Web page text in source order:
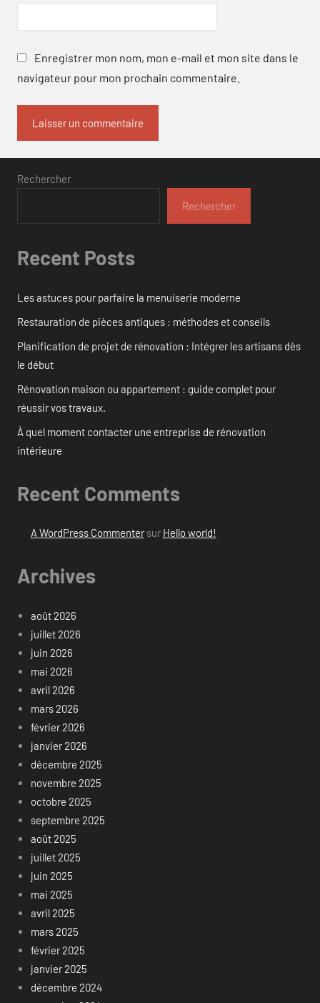
Enregistrer mon nom, mon e-mail et mon site dans le
navigateur pour mon prochain commentaire.
Rechercher
Rechercher
Recent Posts
Les astuces pour parfaire la menuiserie moderne
Restauration de pièces antiques : méthodes et conseils
Planification de projet de rénovation : Intégrer les artisans dès
le début
Rénovation maison ou appartement : guide complet pour
réussir vos travaux.
À quel moment contacter une entreprise de rénovation
intérieure
Recent Comments
A WordPress Commentersur Hello world!
Archives
août 2026
juillet 2026
juin 2026
mai 2026
avril 2026
mars 2026
février 2026
janvier 2026
décembre 2025
novembre 2025
octobre 2025
septembre 2025
août 2025
juillet 2025
juin 2025
mai 2025
avril 2025
mars 2025
février 2025
janvier 2025
décembre 2024